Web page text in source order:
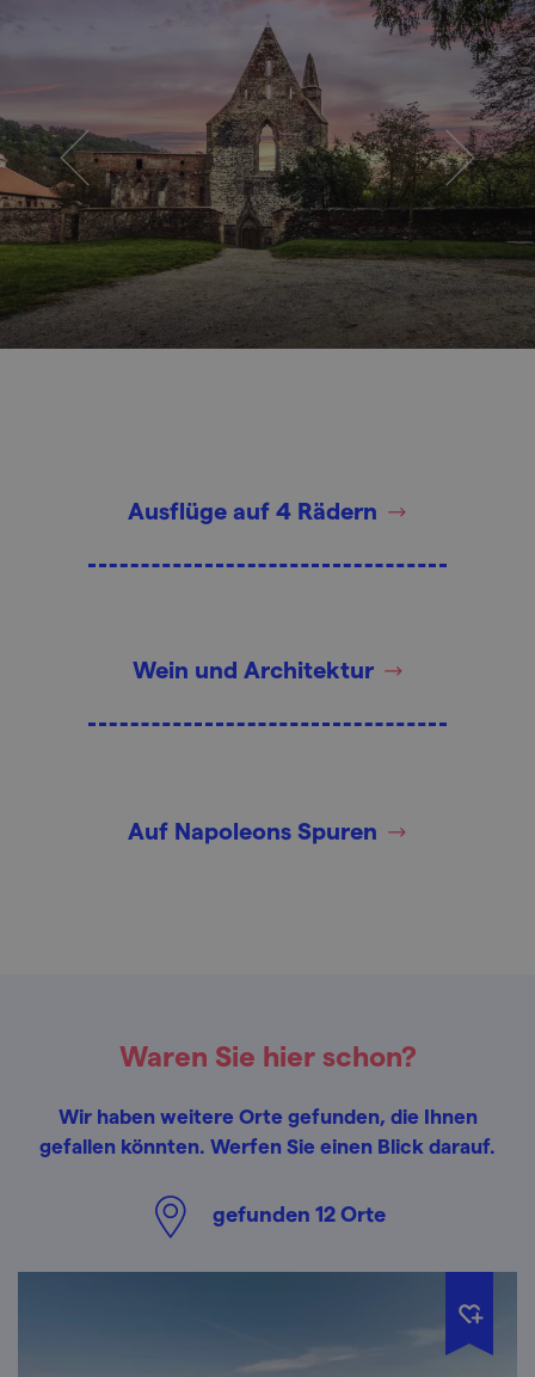
Ausflüge auf 4 Rädern
Wein und Architektur
Auf Napoleons Spuren
Waren Sie hier schon?
Wir haben weitere Orte gefunden, die Ihnen
gefallen könnten. Werfen Sie einen Blick darauf.
gefunden 12Orte